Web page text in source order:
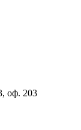
оф. 203